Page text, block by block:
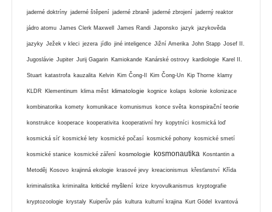
jaderné doktríny jaderné štěpení jaderné zbraně jaderné zbrojení jaderný reaktor
jádro atomu James Clerk Maxwell James Randi Japonsko jazyk jazykověda
jazyky Ježek v kleci jezera jídlo jiné inteligence Jižní Amerika John Stapp Josef II.
Jugoslávie Jupiter Jurij Gagarin Kamiokande Kanárské ostrovy kardiologie Karel II.
Stuart katastrofa kauzalita Kelvin Kim Čong-Il Kim Čong-Un Kip Thorne klamy
KLDR Klementinum klima měst klimatologie kognice kolaps kolonie kolonizace
kombinatorika komety komunikace komunismus konce světa konspirační teorie
konstrukce kooperace kooperativita kooperativní hry kopytníci kosmická loď
kosmická síť kosmické lety kosmické počasí kosmické pohony kosmické smetí
kosmické stanice kosmické záření kosmologie kosmonautika Kosntantin a
Metoděj Kosovo krajinná ekologie krasové jevy kreacionismus křesťanství Křída
kriminalistika kriminalita kritické myšlení krize kryovulkanismus kryptografie
kryptozoologie krystaly Kuiperův pás kultura kulturní krajina Kurt Gödel kvantová